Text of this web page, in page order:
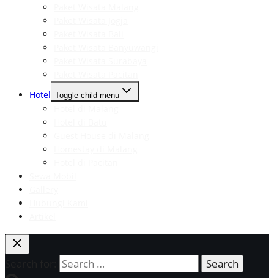
Hotel Toggle child menu